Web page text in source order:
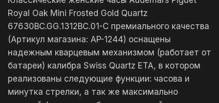
Royal Oak Mini Frosted Gold Quartz
67630BC.GG.1312BC.01-C премиального качества
(Артикул магазина: AP-1244) оснащены
надежным кварцевым механизмом (работает от
батареи) калибра Swiss Quartz ETA, в котором
реализованы следующие функции: часова и
минутка стрелки, а так же максимально